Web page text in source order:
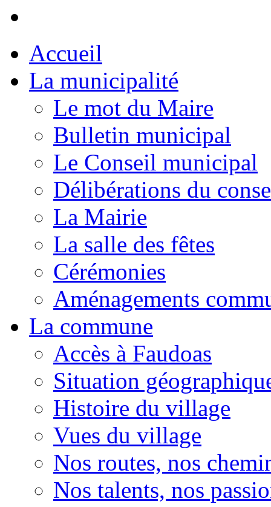
Accueil
La municipalité
Le mot du Maire
Bulletin municipal
Le Conseil municipal
Délibérations du
La Mairie
La salle des fêtes
Cérémonies
Aménagements
La commune
Accès à Faudoas
Situation
Histoire du village
Vues du village
Nos routes, nos
Nos talents, nos